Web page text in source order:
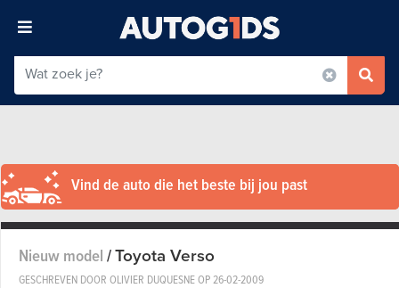
Vind de auto die het beste bij jou past
Nieuw model/Toyota Verso
GESCHREVEN DOOR OLIVIER DUQUESNE OP 26-02-2009